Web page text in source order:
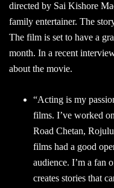
directed by Sai Kishore
family entertainer. The
The film is set to have a
month. In a recent
about the movie.
“Acting is my
films. I’ve worked
Road Chetan,
films had a good
audience. I’m a fan
creates stories that